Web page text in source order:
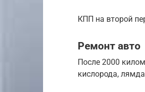
КПП на второй
Ремонт авто
После 2000
кислорода,